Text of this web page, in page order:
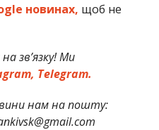
новинах, щоб не
зв’язку! Ми
Telegram.
нам на пошту: